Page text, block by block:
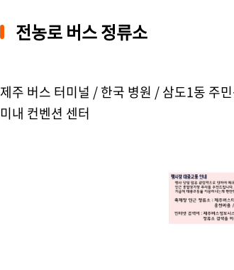
전농로 버스 정류소
제주 버스 터미널 / 한국 병원 / 삼도1동 주
미내 컨벤션 센터